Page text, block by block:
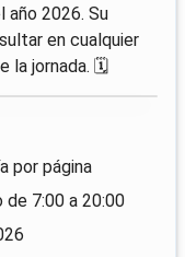
2026. Su
en cualquier
la jornada. 🗓️
por página
de 7:00 a 20:00